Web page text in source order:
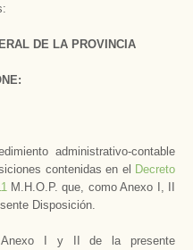
DE LA PROVINCIA
administrativo-contable
contenidas en el Decreto
M.H.O.P. que, como Anexo I, II
Disposición.
Anexo I y II de la presente